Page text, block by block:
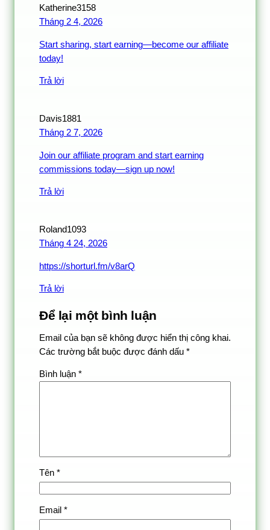
Katherine3158
Tháng 2 4, 2026
Start sharing, start earning—become our affiliate
today!
Trả lời
Davis1881
Tháng 2 7, 2026
Join our affiliate program and start earning
commissions today—sign up now!
Trả lời
Roland1093
Tháng 4 24, 2026
https://shorturl.fm/v8arQ
Trả lời
Để lại một bình luận
Email của bạn sẽ không được hiển thị công khai.
Các trường bắt buộc được đánh dấu *
Bình luận *
Tên *
Email *